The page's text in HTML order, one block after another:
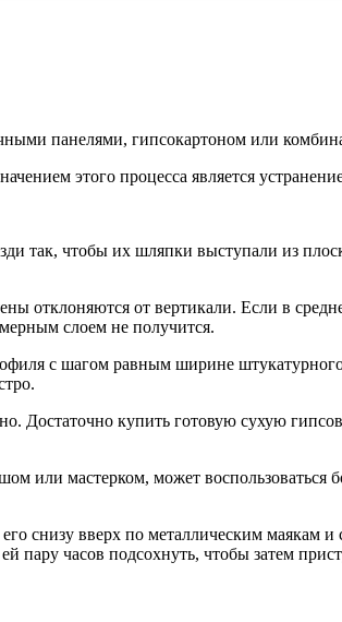
панелями, гипсокартоном или
этого процесса является
так, чтобы их шляпки выступали из
отклоняются от вертикали. Если в
слоем не получится.
с шагом равным ширине
Достаточно купить готовую сухую
или мастерком, может
снизу вверх по металлическим маякам
пару часов подсохнуть, чтобы затем